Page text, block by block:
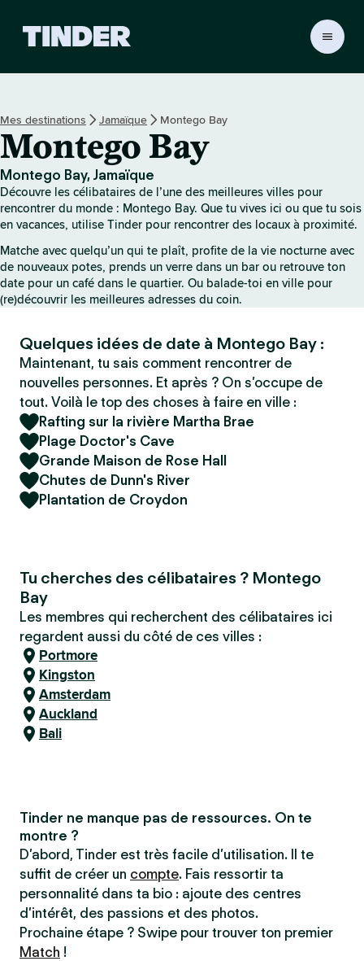
i
l
T
i
n
d
e
Mes destinations Jamaïque Montego Bay
Montego Bay
Montego Bay, Jamaïque
Découvre les célibataires de l’une des meilleures villes pour
rencontrer du monde : Montego Bay. Que tu vives ici ou que tu sois
en vacances, utilise Tinder pour rencontrer des locaux à proximité.
Matche avec quelqu’un qui te plaît, profite de la vie nocturne avec
de nouveaux potes, prends un verre dans un bar ou retrouve ton
date pour un café dans le quartier. Ou balade-toi en ville pour
(re)découvrir les meilleures adresses du coin.
Quelques idées de date à Montego Bay :
Maintenant, tu sais comment rencontrer de
nouvelles personnes. Et après ? On s’occupe de
tout. Voilà le top des choses à faire en ville :
Rafting sur la rivière Martha Brae
Plage Doctor's Cave
Grande Maison de Rose Hall
Chutes de Dunn's River
Plantation de Croydon
Tu cherches des célibataires ? Montego
Bay
Les membres qui recherchent des célibataires ici
regardent aussi du côté de ces villes :
Portmore
Kingston
Amsterdam
Auckland
Bali
Tinder ne manque pas de ressources. On te
montre ?
D’abord, Tinder est très facile d’utilisation. Il te
suffit de créer un compte. Fais ressortir ta
personnalité dans ta bio : ajoute des centres
d’intérêt, des passions et des photos.
Prochaine étape ? Swipe pour trouver ton premier
Match !